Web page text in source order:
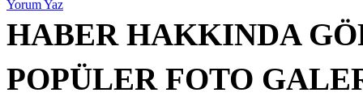
Yorum Yaz
HABER HAKKINDA
POPÜLER FOTO